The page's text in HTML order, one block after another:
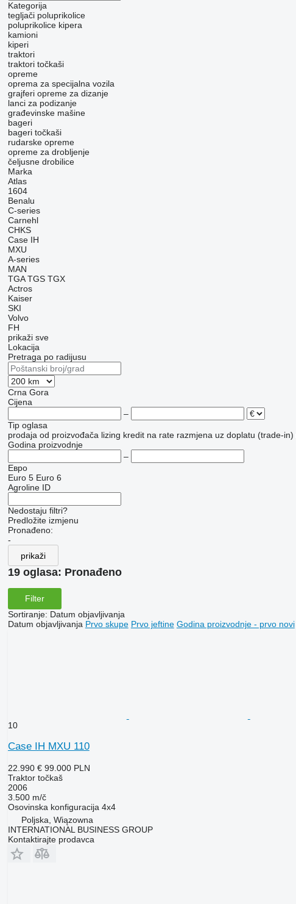
Kategorija
tegljači poluprikolice
poluprikolice kipera
kamioni
kiperi
traktori
traktori točkaši
opreme
oprema za specijalna vozila
grajferi opreme za dizanje
lanci za podizanje
građevinske mašine
bageri
bageri točkaši
rudarske opreme
opreme za drobljenje
čeljusne drobilice
Marka
Atlas
1604
Benalu
C-series
Carnehl
CHKS
Case IH
MXU
A-series
MAN
TGA TGS TGX
Actros
Kaiser
SKI
Volvo
FH
prikaži sve
Lokacija
Pretraga po radijusu
Crna Gora
Cijena
–
Tip oglasa
prodaja od proizvođača lizing kredit na rate razmjena uz doplatu (trade-in)
Godina proizvodnje
–
Евро
Euro 5 Euro 6
Agroline ID
Nedostaju filtri?
Predložite izmjenu
Pronađeno:
-
prikaži
19 oglasa: Pronađeno
Filter
Sortiranje: Datum objavljivanja
Datum objavljivanja Prvo skupe Prvo jeftine Godina proizvodnje - prvo novi
10
Case IH MXU 110
22.990 € 99.000 PLN
Traktor točkaš
2006
3.500 m/č
Osovinska konfiguracija 4x4
Poljska, Wiązowna
INTERNATIONAL BUSINESS GROUP
Kontaktirajte prodavca